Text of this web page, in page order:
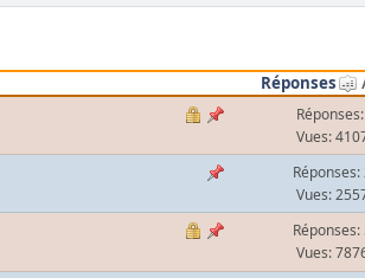
Réponses
Vues:
Réponses:
Vues:
Réponses:
Vues: